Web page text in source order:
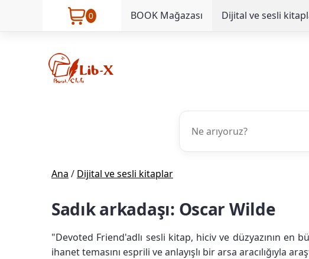
0 BOOK Mağazası Dijital ve sesli
Ana / Dijital ve sesli kitaplar
Sadık arkadaşı: Oscar Wilde
"Devoted Friend'adlı sesli kitap, hiciv ve düzyazının en
ihanet temasını esprili ve anlayışlı bir arsa aracılığıyla